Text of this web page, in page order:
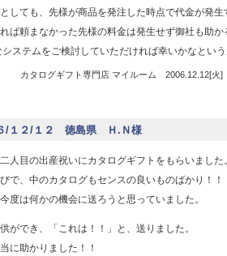
しても、先様が商品を発注した時点で代金が発生
ば頼まなかった先様の料金は発生せず御社も助
ステムをご検討していただければ幸いかなとい
カタログギフト専門店 マイルーム 2006.12.12[
/１２/１２ 徳島県 Ｈ.Ｎ様
人目の出産祝いにカタログギフトをもらいました
で、中のカタログもセンスの良いものばかり！！
度は何かの機会に送ろうと思っていました。
ができ、「これは！！」と、送りました。
に助かりました！！